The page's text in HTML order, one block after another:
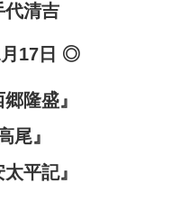
代清吉
17日 ◎
隆盛』
尾』
平記』